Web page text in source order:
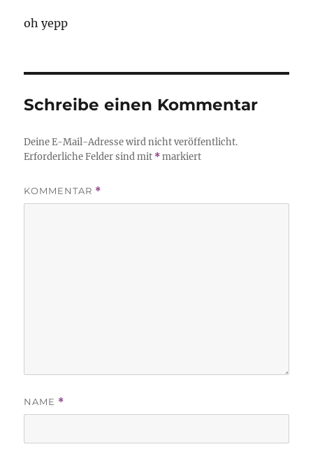
oh yepp
Schreibe einen Kommentar
Deine E-Mail-Adresse wird nicht veröffentlicht.
Erforderliche Felder sind mit *markiert
KOMMENTAR *
NAME *